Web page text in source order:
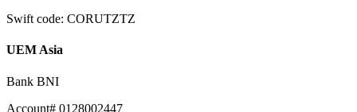
Swift code: CORUTZTZ
UEM Asia
Bank BNI
Account# 0128002447